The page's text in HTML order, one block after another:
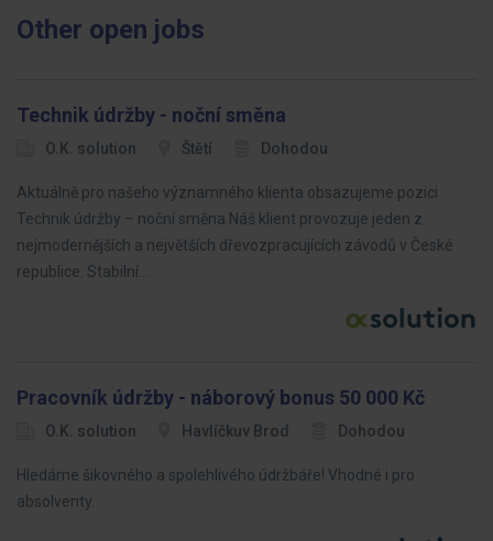
Other open jobs
Technik údržby - noční směna
O.K. solution Štětí Dohodou
Aktuálně pro našeho významného klienta obsazujeme pozici
Technik údržby – noční směna.Náš klient provozuje jeden z
nejmodernějších a největších dřevozpracujících závodů v České
republice. Stabilní…
Pracovník údržby - náborový bonus 50 000 Kč
O.K. solution Havlíčkuv Brod Dohodou
Hledáme šikovného a spolehlivého údržbáře! Vhodné i pro
absolventy.